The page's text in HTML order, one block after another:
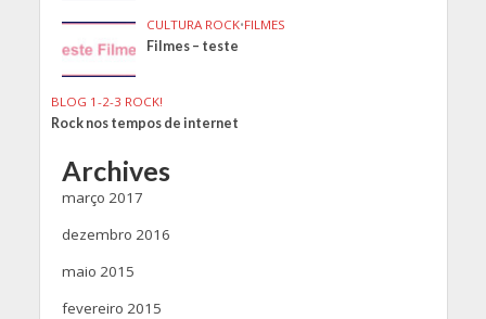
CULTURA ROCK•FILMES
Filmes – teste
BLOG 1-2-3 ROCK!
Rock nos tempos de internet
Archives
março 2017
dezembro 2016
maio 2015
fevereiro 2015